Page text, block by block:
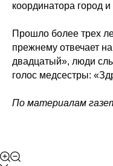
координатора город
Прошло более трех
прежнему отвечает
двадцатый», люди
голос медсестры:
По материалам